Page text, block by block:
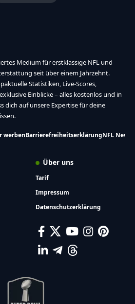
Medium für erstklassige NFL und
seit über einem Jahrzehnt.
Statistiken, Live-Scores,
Einblicke – alles kostenlos und in
dich auf unsere Expertise für deine
werbenBarrierefreiheitserklärungNFL News
Über uns
Tarif
Impressum
Datenschutzerklärung